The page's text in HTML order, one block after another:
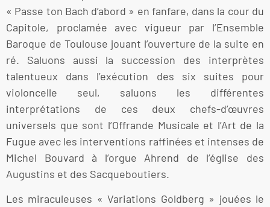
« Passe ton Bach d’abord » en fanfare, dans la cour du
Capitole, proclamée avec vigueur par l’Ensemble
Baroque de Toulouse jouant l’ouverture de la suite en
ré. Saluons aussi la succession des interprètes
talentueux dans l’exécution des six suites pour
violoncelle seul, saluons les différentes
interprétations de ces deux chefs-d’œuvres
universels que sont l’Offrande Musicale et l’Art de la
Fugue avec les interventions raffinées et intenses de
Michel Bouvard à l’orgue Ahrend de l’église des
Augustins et des Sacqueboutiers.
Les miraculeuses « Variations Goldberg » jouées le